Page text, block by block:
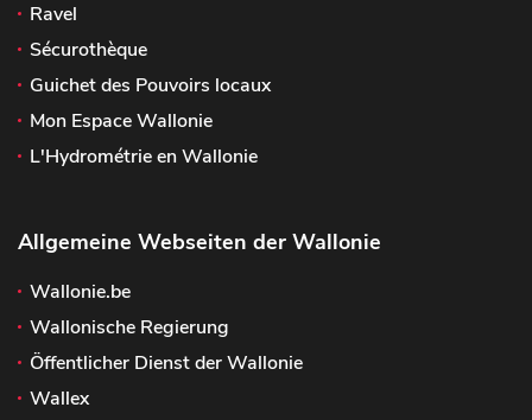
Ravel
Sécurothèque
Guichet des Pouvoirs locaux
Mon Espace Wallonie
L'Hydrométrie en Wallonie
Allgemeine Webseiten der Wallonie
Wallonie.be
Wallonische Regierung
Öffentlicher Dienst der Wallonie
Wallex